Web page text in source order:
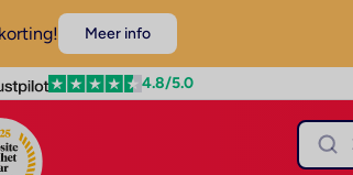
Meer info
4.8/5.0